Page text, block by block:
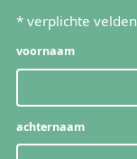
* verplichte velden
voornaam
achternaam